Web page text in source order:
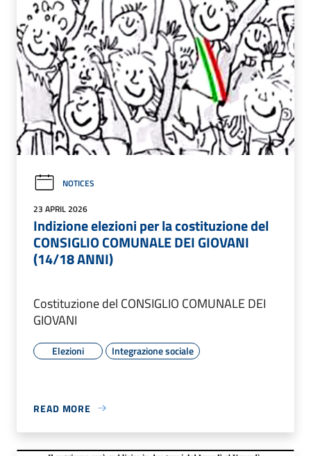
NOTICES
23 APRIL 2026
Indizione elezioni per la costituzione del
CONSIGLIO COMUNALE DEI GIOVANI
(14/18 ANNI)
Costituzione del CONSIGLIO COMUNALE DEI
GIOVANI
Elezioni Integrazione sociale
READ MORE